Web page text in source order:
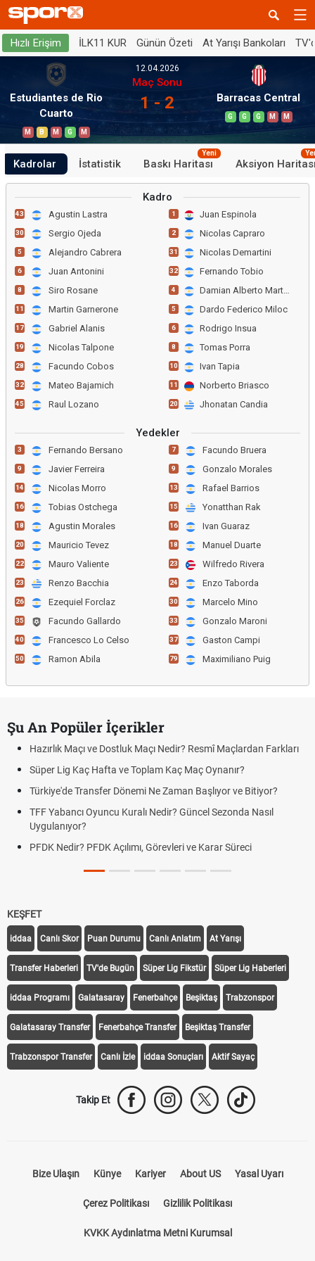
Hızlı Erişim İLK11 KUR Günün Özeti At Yarışı Bankoları
Estudiantes de Rio
Cuarto
M B M G M
12.04.2026
Maç Sonu
1 - 2 Barracas Central
G G G M M
Kadrolar İstatistik Baskı Haritası
Yeni
Aksiyon
Kadro
43 Agustin Lastra
30 Sergio Ojeda
5 Alejandro Cabrera
6 Juan Antonini
8 Siro Rosane
11 Martin Garnerone
17 Gabriel Alanis
19 Nicolas Talpone
28 Facundo Cobos
32 Mateo Bajamich
45 Raul Lozano
1 Juan Espinola
2 Nicolas Capraro
31 Nicolas Demartini
32 Fernando Tobio
4 Damian Alberto Martinez
5 Dardo Federico Miloc
6 Rodrigo Insua
8 Tomas Porra
10 Ivan Tapia
11 Norberto Briasco
20 Jhonatan Candia
Yedekler
3 Fernando Bersano
9 Javier Ferreira
14 Nicolas Morro
16 Tobias Ostchega
18 Agustin Morales
20 Mauricio Tevez
22 Mauro Valiente
23 Renzo Bacchia
26 Ezequiel Forclaz
35 Facundo Gallardo
40 Francesco Lo Celso
50 Ramon Abila
7 Facundo Bruera
9 Gonzalo Morales
13 Rafael Barrios
15 Yonatthan Rak
16 Ivan Guaraz
18 Manuel Duarte
23 Wilfredo Rivera
24 Enzo Taborda
30 Marcelo Mino
33 Gonzalo Maroni
37 Gaston Campi
79 Maximiliano Puig
Şu An Popüler İçerikler
Hazırlık Maçı ve Dostluk Maçı Nedir? Resmî Maçlardan Farkları
Süper Lig Kaç Hafta ve Toplam Kaç Maç Oynanır?
Türkiye'de Transfer Dönemi Ne Zaman Başlıyor ve Bitiyor?
TFF Yabancı Oyuncu Kuralı Nedir? Güncel Sezonda Nasıl
Uygulanıyor?
PFDK Nedir? PFDK Açılımı, Görevleri ve Karar Süreci
KEŞFET
iddaa Canlı Skor Puan Durumu Canlı Anlatım At Yarışı
Transfer Haberleri TV'de Bugün Süper Lig Fikstür Süper Lig Haberleri
iddaa Programı Galatasaray Fenerbahçe Beşiktaş Trabzonspor
Galatasaray Transfer Fenerbahçe Transfer Beşiktaş Transfer
Trabzonspor Transfer Canlı İzle iddaa Sonuçları Aktif Sayaç
Takip Et
Bize Ulaşın Künye Kariyer About US Yasal Uyarı
Çerez Politikası Gizlilik Politikası
KVKK Aydınlatma Metni Kurumsal